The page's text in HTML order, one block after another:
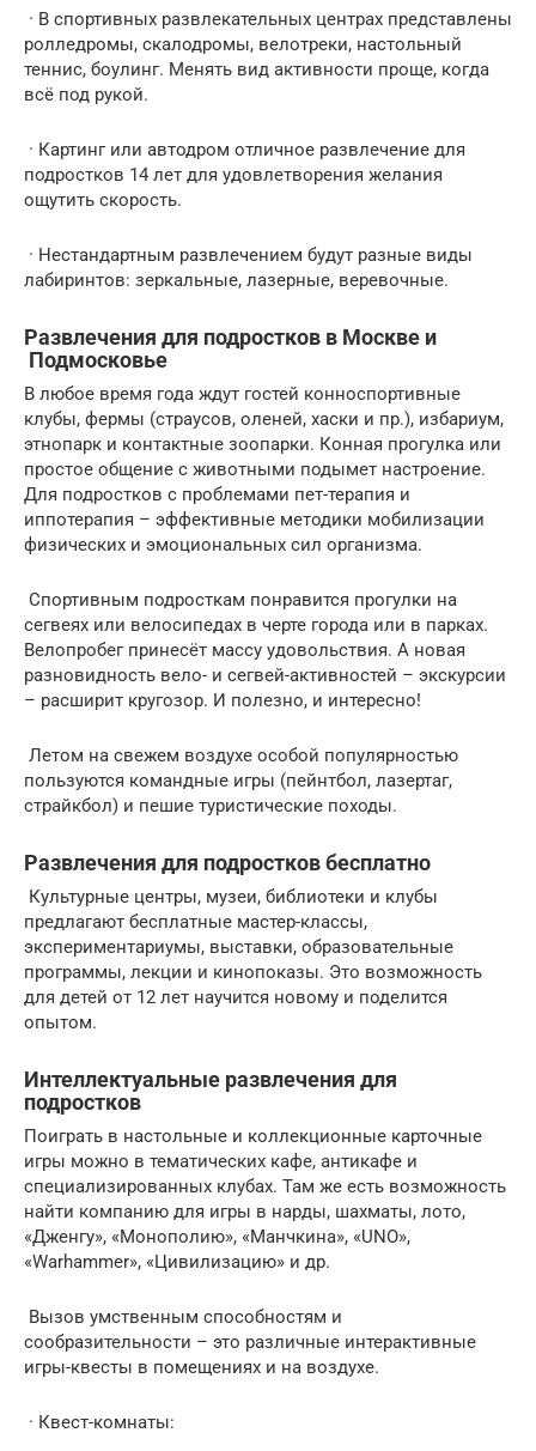
· В спортивных развлекательных центрах представлены
ролледромы, скалодромы, велотреки, настольный
теннис, боулинг. Менять вид активности проще, когда
всё под рукой.
· Картинг или автодром отличное развлечение для
подростков 14 лет для удовлетворения желания
ощутить скорость.
· Нестандартным развлечением будут разные виды
лабиринтов: зеркальные, лазерные, веревочные.
Развлечения для подростков в Москве и
Подмосковье
В любое время года ждут гостей конноспортивные
клубы, фермы (страусов, оленей, хаски и пр.), избариум,
этнопарк и контактные зоопарки. Конная прогулка или
простое общение с животными подымет настроение.
Для подростков с проблемами пет-терапия и
иппотерапия – эффективные методики мобилизации
физических и эмоциональных сил организма.
Спортивным подросткам понравится прогулки на
сегвеях или велосипедах в черте города или в парках.
Велопробег принесёт массу удовольствия. А новая
разновидность вело- и сегвей-активностей – экскурсии
– расширит кругозор. И полезно, и интересно!
Летом на свежем воздухе особой популярностью
пользуются командные игры (пейнтбол, лазертаг,
страйкбол) и пешие туристические походы.
Развлечения для подростков бесплатно
Культурные центры, музеи, библиотеки и клубы
предлагают бесплатные мастер-классы,
экспериментариумы, выставки, образовательные
программы, лекции и кинопоказы. Это возможность
для детей от 12 лет научится новому и поделится
опытом.
Интеллектуальные развлечения для
подростков
Поиграть в настольные и коллекционные карточные
игры можно в тематических кафе, антикафе и
специализированных клубах. Там же есть возможность
найти компанию для игры в нарды, шахматы, лото,
«Дженгу», «Монополию», «Манчкина», «UNO»,
«Warhammer», «Цивилизацию» и др.
Вызов умственным способностям и
сообразительности – это различные интерактивные
игры-квесты в помещениях и на воздухе.
· Квест-комнаты: